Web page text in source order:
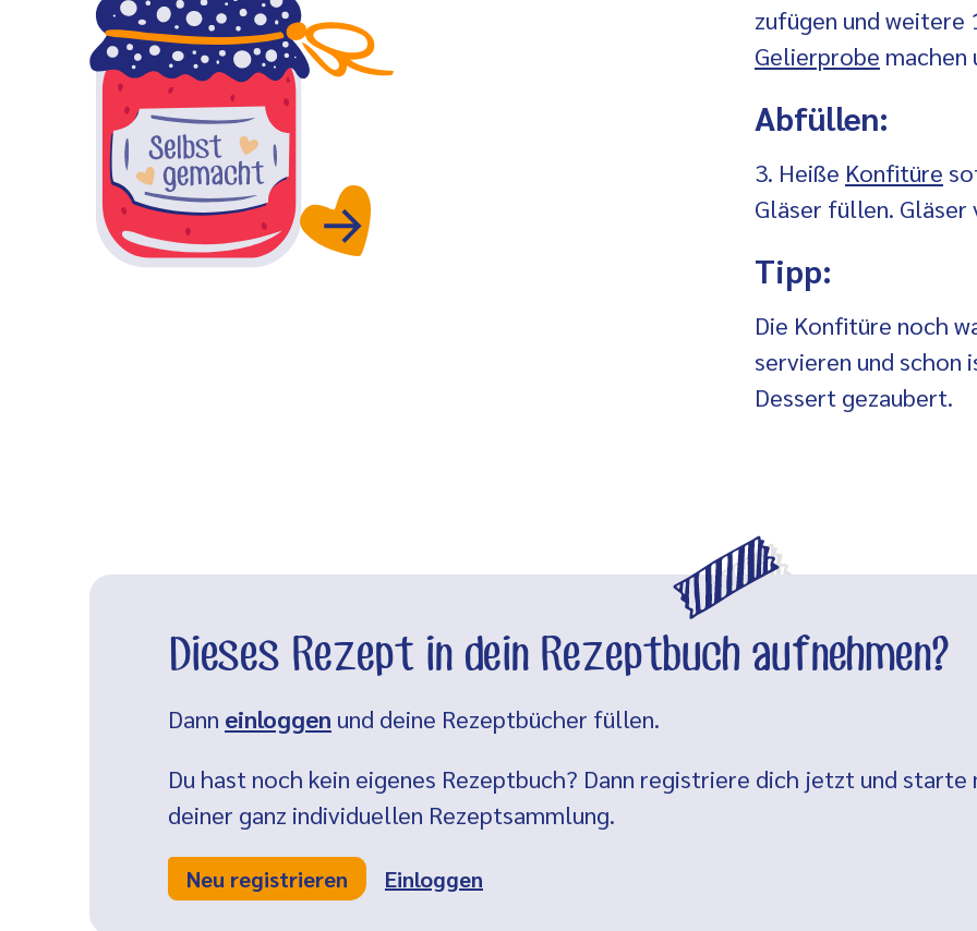
zufügen und weitere
Gelierprobe machen
Abfüllen:
3. Heiße Konfitüre
Gläser füllen. Gläser
Tipp:
Die Konfitüre noch
servieren und schon
Dessert gezaubert.
Dieses Rezept in dein Rezeptbuch aufnehmen?
Dann einloggen und deine Rezeptbücher füllen.
Du hast noch kein eigenes Rezeptbuch? Dann registriere dich jetzt und starte
deiner ganz individuellen Rezeptsammlung.
Neu registrieren Einloggen